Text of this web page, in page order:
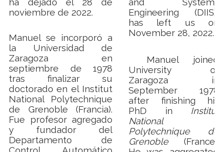
noviembre de 2022.
Manuel se incorporó a
la Universidad de
Zaragoza en
septiembre de 1978
tras finalizar su
doctorado en el Institut
National Polytechnique
de Grenoble (Francia).
Fue profesor agregado
y fundador del
Departamento de
Engineering (DIIS),
has left us on
November 28, 2022.
Manuel joined
University of
Zaragoza in
September 1978
after finishing his
PhD in Institut
National
Polytechnique de
Grenoble(France).